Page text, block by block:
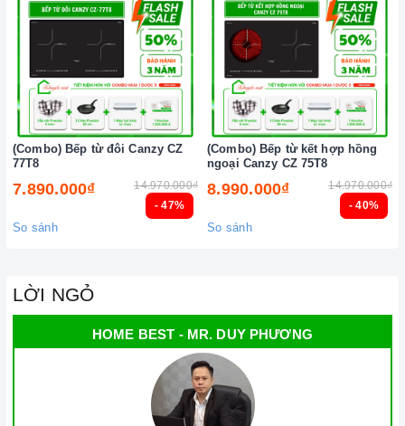
nam châm).
Cần chọn đáy nồi nhẵn và bằng phẳng, tránh những loại có
rãnh hoặc nồi đáy lõm.
Không sử dụng dụng cụ nấu ăn mỏng hoặc chất lượng thấp,
vì sẽ tạo ra rất nhiều tiếng ồn trong khi nấu, đồng thời dễ ảnh
hưởng không tốt đến bếp điện từ.
Nên chọn nồi có đường kính đáy phù hợp với vùng nấu,
không nhỏ quá cũng không to quá vì dễ gây ra sự cố không
nhận nồi. Đường kính nồi thông thường khoảng từ 10-35cm.
Đảm bảo đọc hướng dẫn sử dụng kèm theo để biết điện áp
Làm theo hướng dẫn của nhà sản xuất.
Đặt bếp trên bề mặt phẳng, ổn định.
Đặt dụng cụ nấu đúng trọng tâm của vùng nấu trước khi bật
cảm ứng để tránh các mã lỗi bếp điện từ và để tiết kiệm điện
- 47%
(Combo) Bếp từ đôi Canzy CZ
77T8
7.890.000₫ 14.970.000₫
So sánh
- 40%
(Combo) Bếp từ kết hợp hồng
ngoại Canzy CZ 75T8
8.990.000₫ 14.970.000₫
So sánh
LỜI NGỎ
HOME BEST - MR. DUY PHƯƠNG